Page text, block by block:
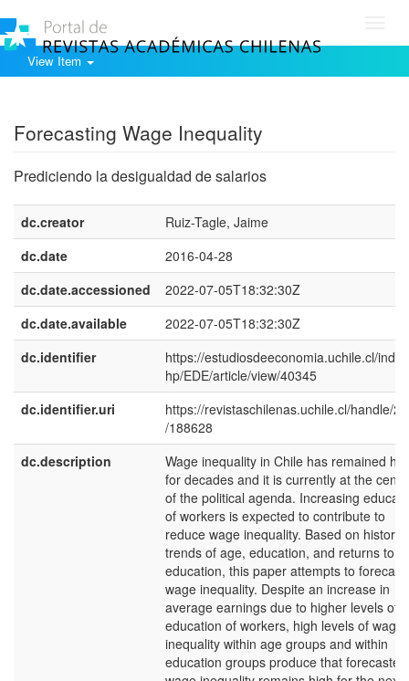
View Item
Forecasting Wage Inequality
Prediciendo la desigualdad de salarios
dc.creator
Ruiz-Tagle, Jaime
dc.date
2016-04-28
dc.date.accessioned
2022-07-05T18:32:30Z
dc.date.available
2022-07-05T18:32:30Z
dc.identifier
https://estudiosdeeconomia.uchile.cl/
hp/EDE/article/view/40345
dc.identifier.uri
https://revistaschilenas.uchile.cl/handle/
/188628
dc.description
Wage inequality in Chile has remained
for decades and it is currently at the
of the political agenda. Increasing
of workers is expected to contribute to
reduce wage inequality. Based on
trends of age, education, and returns to
education, this paper attempts to forecast
wage inequality. Despite an increase in
average earnings due to higher levels of
education of workers, high levels of wage
inequality within age groups and within
education groups produce that forecasted